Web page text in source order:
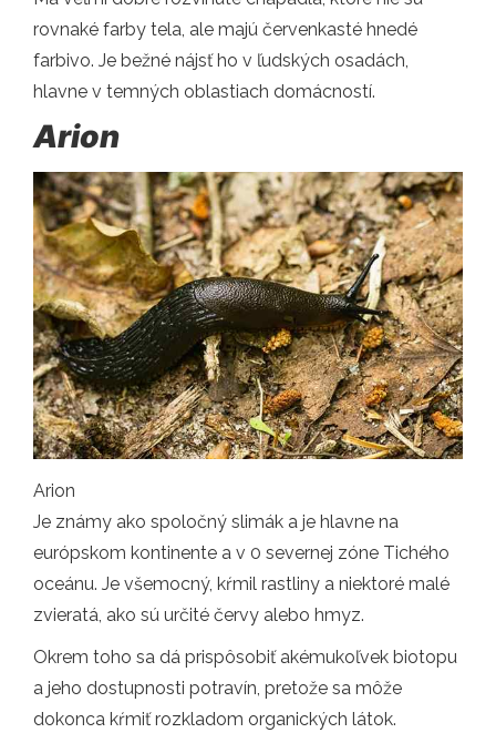
rovnaké farby tela, ale majú červenkasté hnedé
farbivo. Je bežné nájsť ho v ľudských osadách,
hlavne v temných oblastiach domácností.
Arion
Arion
Je známy ako spoločný slimák a je hlavne na
európskom kontinente a v 0 severnej zóne Tichého
oceánu. Je všemocný, kŕmil rastliny a niektoré malé
zvieratá, ako sú určité červy alebo hmyz.
Okrem toho sa dá prispôsobiť akémukoľvek biotopu
a jeho dostupnosti potravín, pretože sa môže
dokonca kŕmiť rozkladom organických látok.